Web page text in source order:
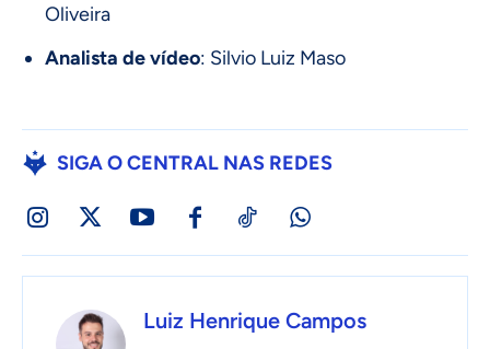
Oliveira
Analista de vídeo: Silvio Luiz Maso
SIGA O CENTRAL NAS REDES
Luiz Henrique Campos